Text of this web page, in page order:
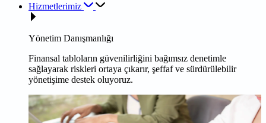
Hizmetlerimiz
Yönetim Danışmanlığı
Finansal tabloların güvenilirliğini bağımsız denetimle
sağlayarak riskleri ortaya çıkarır, şeffaf ve sürdürülebilir
yönetişime destek oluyoruz.